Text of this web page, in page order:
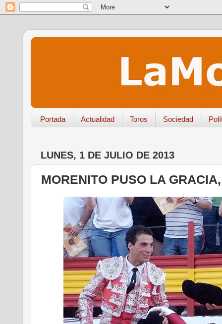
Portada Actualidad Toros Sociedad
LUNES, 1 DE JULIO DE 2013
MORENITO PUSO LA